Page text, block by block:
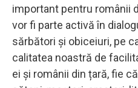
important pentru românii
vor fi parte activă în
sărbători și obiceiuri, pe
calitatea noastră de
ei și românii din țară, fie